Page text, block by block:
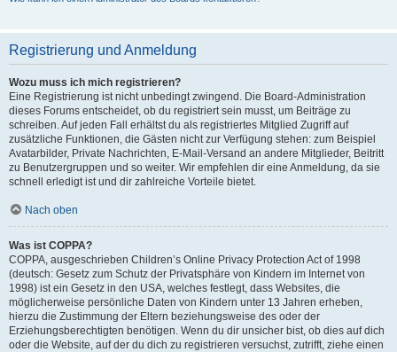
Registrierung und Anmeldung
Wozu muss ich mich registrieren?
Eine Registrierung ist nicht unbedingt zwingend. Die Board-Administration
dieses Forums entscheidet, ob du registriert sein musst, um Beiträge zu
schreiben. Auf jeden Fall erhältst du als registriertes Mitglied Zugriff auf
zusätzliche Funktionen, die Gästen nicht zur Verfügung stehen: zum Beispiel
Avatarbilder, Private Nachrichten, E-Mail-Versand an andere Mitglieder, Beitritt
zu Benutzergruppen und so weiter. Wir empfehlen dir eine Anmeldung, da sie
schnell erledigt ist und dir zahlreiche Vorteile bietet.
Nach oben
Was ist COPPA?
COPPA, ausgeschrieben Children’s Online Privacy Protection Act of 1998
(deutsch: Gesetz zum Schutz der Privatsphäre von Kindern im Internet von
1998) ist ein Gesetz in den USA, welches festlegt, dass Websites, die
möglicherweise persönliche Daten von Kindern unter 13 Jahren erheben,
hierzu die Zustimmung der Eltern beziehungsweise des oder der
Erziehungsberechtigten benötigen. Wenn du dir unsicher bist, ob dies auf dich
oder die Website, auf der du dich zu registrieren versuchst, zutrifft, ziehe einen